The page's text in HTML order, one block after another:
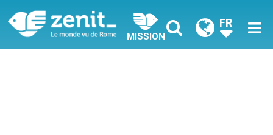
MISSION
FR